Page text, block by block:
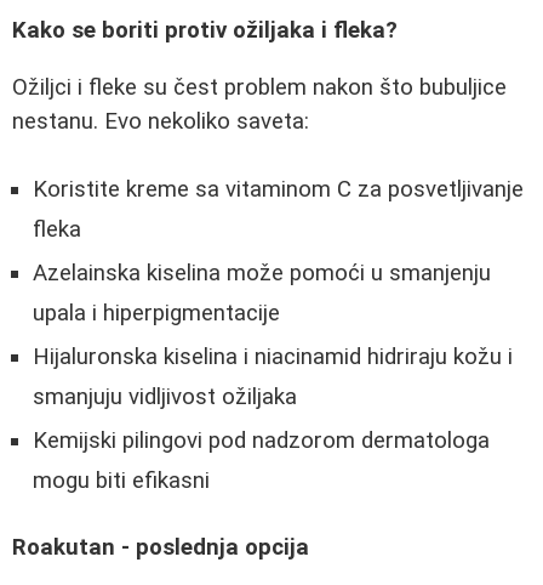
Kako se boriti protiv ožiljaka i fleka?
Ožiljci i fleke su čest problem nakon što bubuljice
nestanu. Evo nekoliko saveta:
Koristite kreme sa vitaminom C za posvetljivanje
fleka
Azelainska kiselina može pomoći u smanjenju
upala i hiperpigmentacije
Hijaluronska kiselina i niacinamid hidriraju kožu i
smanjuju vidljivost ožiljaka
Kemijski pilingovi pod nadzorom dermatologa
mogu biti efikasni
Roakutan - poslednja opcija